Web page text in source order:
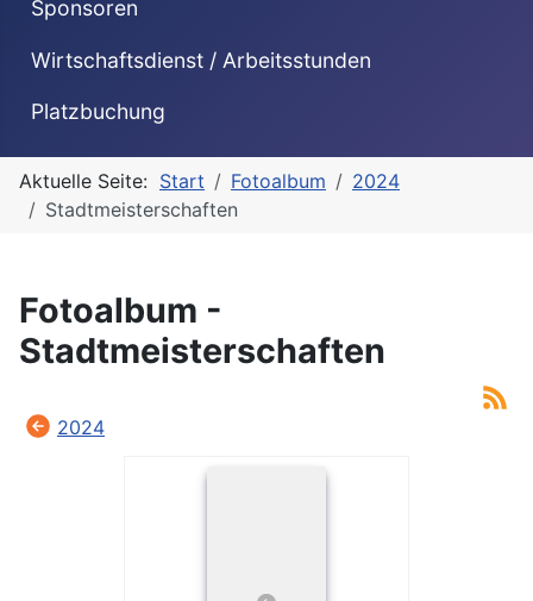
Sponsoren
Wirtschaftsdienst / Arbeitsstunden
Platzbuchung
Aktuelle Seite: Start Fotoalbum
2024
Stadtmeisterschaften
Fotoalbum -
Stadtmeisterschaften
2024